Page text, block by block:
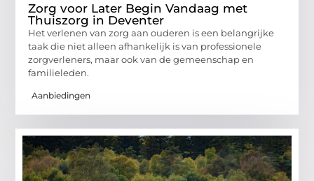
Zorg voor Later Begin Vandaag met
Thuiszorg in Deventer
Het verlenen van zorg aan ouderen is een belangrijke
taak die niet alleen afhankelijk is van professionele
zorgverleners, maar ook van de gemeenschap en
familieleden.
Aanbiedingen